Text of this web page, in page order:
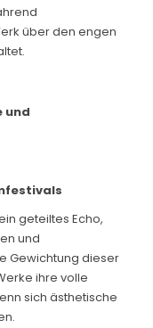
über den engen
und
geteiltes Echo,
und
Gewichtung dieser
ihre volle
sich ästhetische